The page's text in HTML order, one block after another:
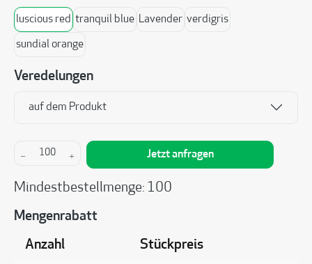
luscious red tranquil blue Lavender verdigris
sundial orange
Veredelungen
auf dem Produkt
Produkt Anzahl: Gib den gewünschten Wert
Jetzt anfragen
Mindestbestellmenge: 100
Mengenrabatt
Anzahl Stückpreis